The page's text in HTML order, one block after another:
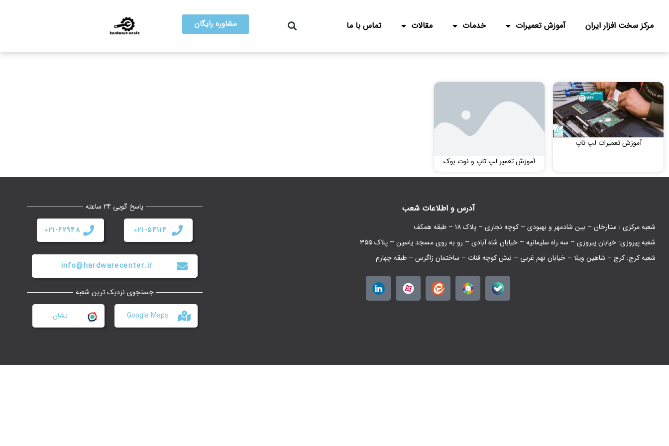
مرکز سخت افزار ایران آموزش تعمیرات خدمات مقالات تماس با ما مشاوره رایگان
آموزش تعمیرات لپ تاپ
آموزش تعمیر لپ تاپ و نوت بوک
آدرس و اطلاعات شعب
شعبه مرکزی : ستارخان – بین شادمهر و بهبودی – کوچه نجاری – پلاک ۱۸ – طبقه همکف
شعبه پیروزی: خیابان پیروزی – سه راه سلیمانیه – خیابان شاه آبادی – رو به روی مسجد یاسین – پلاک ۳۵۵
شعبه کرج: کرج – شاهین ویلا – خیابان نهم غربی – نبش کوچه قنات – ساختمان زاگرس – طبقه چهارم
پاسخ گویی 24 ساعته
021-54114
021-62948
info@hardwarecenter.ir
جستجوی نزدیک ترین شعبه
Google Maps نشان